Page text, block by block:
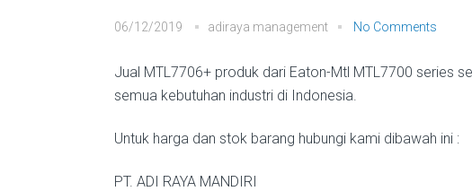
06/12/2019 adiraya management No Comments
Jual MTL7706+ produk dari Eaton-Mtl MTL7700 series
semua kebutuhan industri di Indonesia.
Untuk harga dan stok barang hubungi kami dibawah ini :
PT. ADI RAYA MANDIRI